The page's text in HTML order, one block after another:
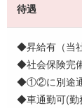
待遇
◆昇給有（当
◆社会保険完
◆①②に別途通
◆車通勤可(勤